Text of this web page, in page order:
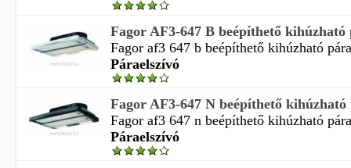
Fagor AF3-647 B beépíthető kihúzható
Fagor af3 647 b beépíthető kihúzható
Páraelszívó
Fagor AF3-647 N beépíthető kihúzható
Fagor af3 647 n beépíthető kihúzható
Páraelszívó